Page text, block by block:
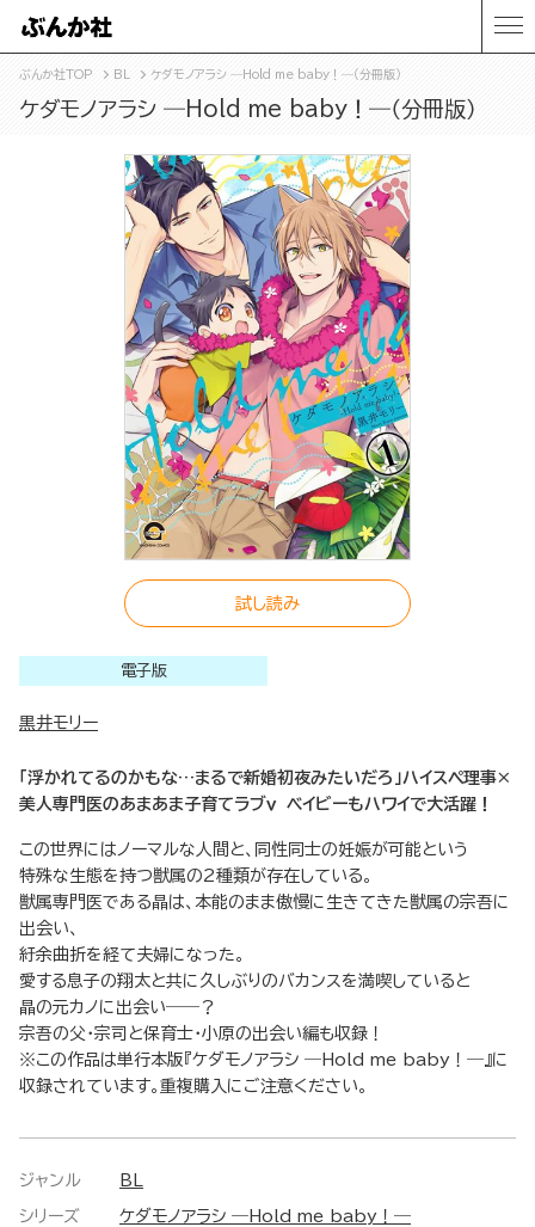
ぶんか社TOP BL ケダモノアラシ ―Hold me baby！―（分冊版）
ケダモノアラシ ―Hold me baby！―（分冊版）
試し読み
電子版
黒井モリー
「浮かれてるのかもな…まるで新婚初夜みたいだろ」ハイスペ理事×
美人専門医のあまあま子育てラブｖ ベイビーもハワイで大活躍！
この世界にはノーマルな人間と、同性同士の妊娠が可能という
特殊な生態を持つ獣属の2種類が存在している。
獣属専門医である晶は、本能のまま傲慢に生きてきた獣属の宗吾に
出会い、
紆余曲折を経て夫婦になった。
愛する息子の翔太と共に久しぶりのバカンスを満喫していると
晶の元カノに出会い――？
宗吾の父・宗司と保育士・小原の出会い編も収録！
※この作品は単行本版『ケダモノアラシ ―Hold me baby！―』に
収録されています。重複購入にご注意ください。
ジャンル BL
シリーズ ケダモノアラシ ―Hold me baby！―